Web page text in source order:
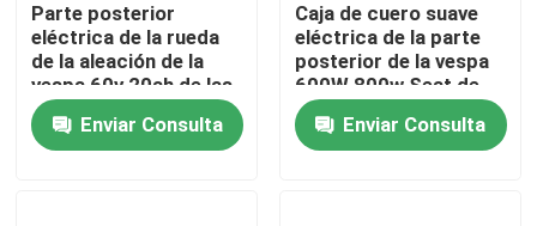
Inicio
Parte posterior
eléctrica de la rueda
de la aleación de la
vespa 60v 20ah de las
señoras del freno de
mano 650WEnviar Consulta
Caja de cuero suave
eléctrica de la parte
posterior de la vespa
600W 800w Seat de
las señoras frescas
negras del color
Enviar Consulta